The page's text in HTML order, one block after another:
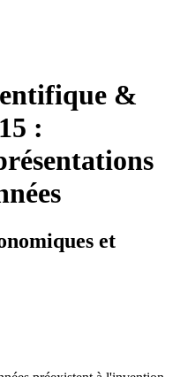
&
:
et